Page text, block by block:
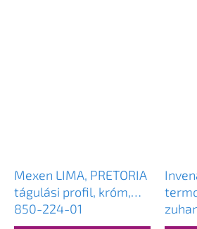
Mexen LIMA, PRETORIA
tágulási profil, króm,
850-224-01